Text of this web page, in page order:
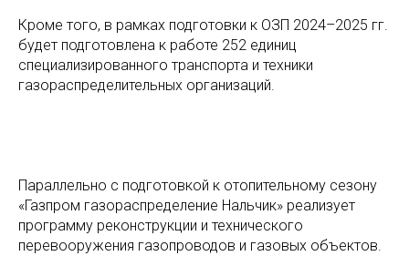
Кроме того, в рамках подготовки к ОЗП 2024–2025 гг.
будет подготовлена к работе 252 единиц
специализированного транспорта и техники
газораспределительных организаций.
Параллельно с подготовкой к отопительному сезону
«Газпром газораспределение Нальчик» реализует
программу реконструкции и технического
перевооружения газопроводов и газовых объектов.